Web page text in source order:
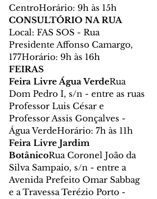
CentroHorário: 9h às 15h
CONSULTÓRIO NA RUA
Local: FAS SOS - Rua
Presidente Affonso Camargo,
177Horário: 9h às 16h
FEIRAS
Feira Livre Água VerdeRua
Dom Pedro I, s/n - entre as ruas
Professor Luis César e
Professor Assis Gonçalves -
Água VerdeHorário: 7h às 11h
Feira Livre Jardim
BotânicoRua Coronel João da
Silva Sampaio, s/n - entre a
Avenida Prefeito Omar Sabbag
e a Travessa Terézio Porto -